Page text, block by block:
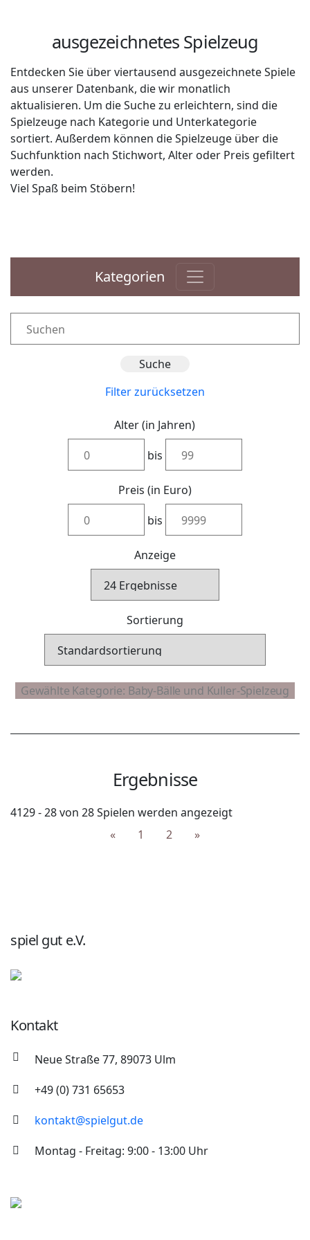
ausgezeichnetes Spielzeug
Entdecken Sie über viertausend ausgezeichnete Spiele
aus unserer Datenbank, die wir monatlich
aktualisieren. Um die Suche zu erleichtern, sind die
Spielzeuge nach Kategorie und Unterkategorie
sortiert. Außerdem können die Spielzeuge über die
Suchfunktion nach Stichwort, Alter oder Preis gefiltert
werden.
Viel Spaß beim Stöbern!
Kategorien
Filter zurücksetzen
Alter (in Jahren)
bis
Preis (in Euro)
bis
Anzeige
Sortierung
Ergebnisse
4129 - 28 von 28 Spielen werden angezeigt
«
1 2 »
spiel gut e.V.
Kontakt
Neue Straße 77, 89073 Ulm
+49 (0) 731 65653
kontakt@spielgut.de
Montag - Freitag: 9:00 - 13:00 Uhr